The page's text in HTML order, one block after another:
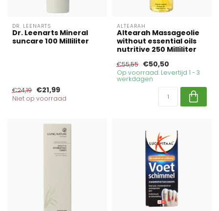
DR. LEENARTS
Dr. Leenarts Mineral
suncare 100 Milliliter
€24,19 €21,99
Niet op voorraad
ALTEARAH
Altearah Massageolie
without essential oils
nutritive 250 Milliliter
€55,55 €50,50
Op voorraad. Levertijd 1 - 3
werkdagen